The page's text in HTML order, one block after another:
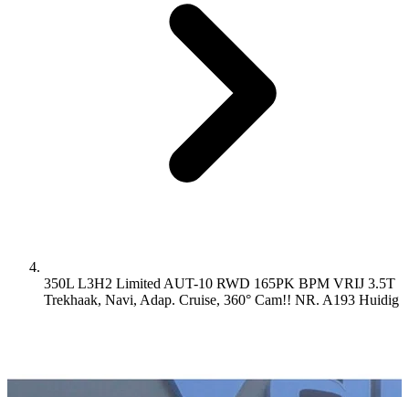
350L L3H2 Limited AUT-10 RWD 165PK BPM VRIJ 3.5T
Trekhaak, Navi, Adap. Cruise, 360° Cam!! NR. A193 Huidig